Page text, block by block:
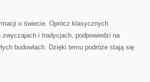
o świecie. Oprócz klasycznych
i tradycjach, podpowiedzi na
budowlach. Dzięki temu podróże stają się